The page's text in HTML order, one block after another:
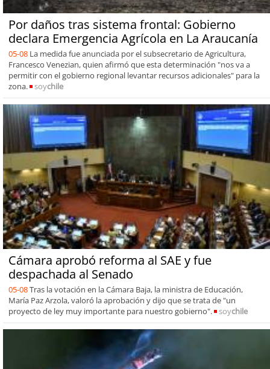
Por daños tras sistema frontal: Gobierno
declara Emergencia Agrícola en La Araucanía
05-08 La medida fue anunciada por el subsecretario de Agricultura,
Francesco Venezian, quien afirmó que esta determinación "nos va a
permitir con el gobierno regional levantar recursos adicionales" para la
zona.
soychile
Cámara aprobó reforma al SAE y fue
despachada al Senado
05-08Tras la votación en la Cámara Baja, la ministra de Educación,
María Paz Arzola, valoró la aprobación y dijo que se trata de "un
proyecto de ley muy importante para nuestro gobierno".
soychile